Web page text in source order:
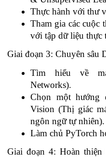
Thực hành với thư
Tham gia các cuộc
với tập dữ liệu thực
Giai đoạn 3: Chuyên sâu
Tìm hiểu về
Networks).
Chọn một hướng
Vision (Thị giác
ngôn ngữ tự nhiên).
Làm chủ PyTorch
Giai đoạn 4: Hoàn